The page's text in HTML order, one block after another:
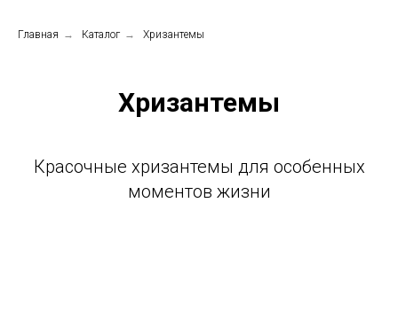
Главная → Каталог → Хризантемы
Хризантемы
Красочные хризантемы для особенных
моментов жизни